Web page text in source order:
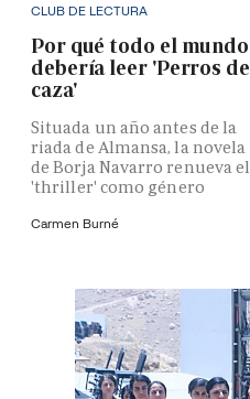
CLUB DE LECTURA
Por qué todo el mundo
debería leer 'Perros de
caza'
Situada un año antes de la
riada de Almansa, la novela
de Borja Navarro renueva el
'thriller' como género
Carmen Burné